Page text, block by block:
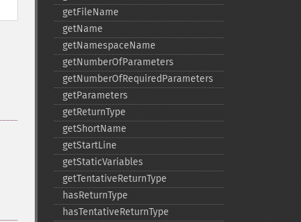
getFileName
getName
getNamespaceName
getNumberOfParameters
getNumberOfRequiredParameters
getParameters
getReturnType
getShortName
getStartLine
getStaticVariables
getTentativeReturnType
hasReturnType
hasTentativeReturnType